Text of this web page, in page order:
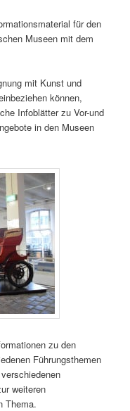
für den
Museen mit dem
mit Kunst und
können,
Infoblätter zu Vor-und
in den Museen
zu den
Führungsthemen
weiteren
Thema.